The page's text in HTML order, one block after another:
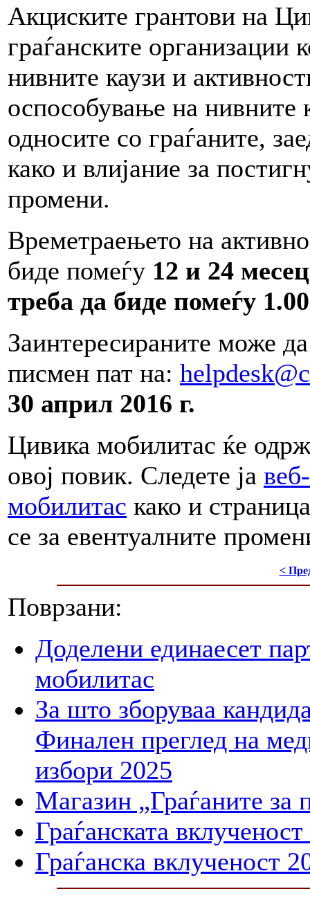
Акциските грантови на
граѓанските организации
нивните каузи и
оспособување на нивните
односите со граѓаните,
како и влијание за
промени.
Времетраењето на
биде помеѓу 12 и 24
треба да биде помеѓу
Заинтересираните може
писмен пат на:
30 април 2016 г.
Цивика мобилитас ќе
овој повик. Следете ја
мобилитас како и
се за евентуалните
<
Поврзани:
Доделени единаесет
мобилитас
За што зборуваа
Финален преглед на
избори 2025
Магазин „Граѓаните за
Граѓанската
Граѓанска вклученост